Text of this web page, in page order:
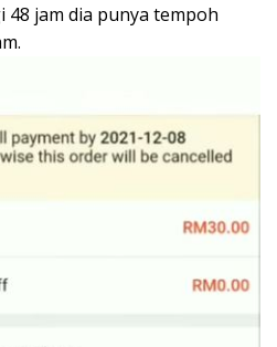
48 jam dia punya tempoh